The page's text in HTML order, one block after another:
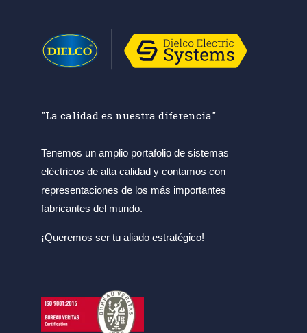
"La calidad es nuestra diferencia"
Tenemos un amplio portafolio de sistemas
eléctricos de alta calidad y contamos con
representaciones de los más importantes
fabricantes del mundo.
¡Queremos ser tu aliado estratégico!